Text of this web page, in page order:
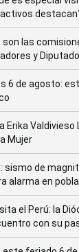
las
y
6 de agosto:
Erika
Mujer
sismo de
alarma en
el Perú: la
con su